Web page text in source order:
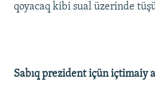
qoyacaq kibi sual üzerinde
Sabıq prezident içün içtimaiy